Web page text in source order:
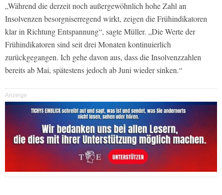
„Während die derzeit noch außergewöhnlich hohe Zahl an
Insolvenzen besorgniserregend wirkt, zeigen die Frühindikatoren
klar in Richtung Entspannung“, sagte Müller. „Die Werte der
Frühindikatoren sind seit drei Monaten kontinuierlich
zurückgegangen. Ich gehe davon aus, dass die Insolvenzzahlen
bereits ab Mai, spätestens jedoch ab Juni wieder sinken.“
Anzeige